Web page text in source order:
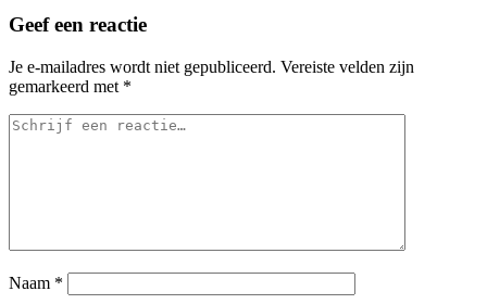
Geef een reactie
Je e-mailadres wordt niet gepubliceerd. Vereiste velden zijn
gemarkeerd met *
Naam *